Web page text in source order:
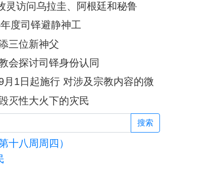
登高与相遇：
灵访问乌拉圭、阿根廷和秘鲁
度司铎避静神工
三位新神父
会探讨司铎身份认同
月1日起施行 对涉及宗教内容的微
灭性大火下的灾民
搜索
十八周周四）